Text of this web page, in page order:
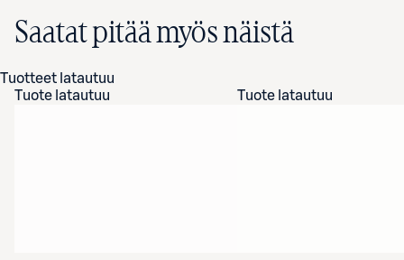
Saatat pitää myös näistä
Tuotteet latautuu
Tuote latautuu
Tuote latautuu